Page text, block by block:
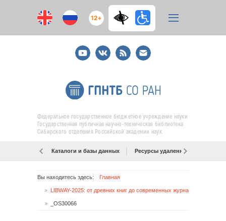
12+
YoutubeВКонтакте
RSS
E-
mail
подписка
Федеральное государственное бюджетное учреждение науки
Государственная публичная научно-техническая библиотека
Сибирского отделения Российской академии наук
Каталоги и базы данных Ресурсы удаленного доступа
Вы находитесь здесь: Главная
_OS30066